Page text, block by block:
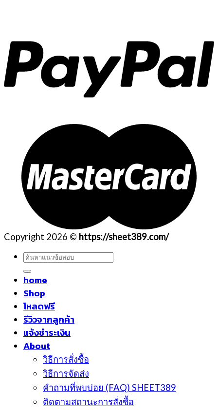
Copyright 2026 © https://sheet389.com/
ค้นหา:
home
Shop
โหลดฟรี
รีวิวจากลูกค้า
แจ้งชำระเงิน
About
วิธีการสั่งซื้อ
วิธีการจัดส่ง
คำถามที่พบบ่อย (FAQ) SHEET389
ติดตามสถานะการสั่งซื้อ